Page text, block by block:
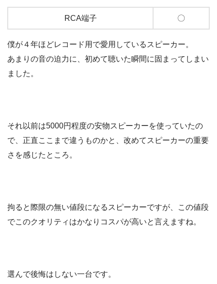
RCA端子 〇
僕が４年ほどレコード用で愛用しているスピーカー。
あまりの音の迫力に、初めて聴いた瞬間に固まってしまい
ました。
それ以前は5000円程度の安物スピーカーを使っていたの
で、正直ここまで違うものかと、改めてスピーカーの重要
さを感じたところ。
拘ると際限の無い値段になるスピーカーですが、この値段
でこのクオリティはかなりコスパが高いと言えますね。
選んで後悔はしない一台です。